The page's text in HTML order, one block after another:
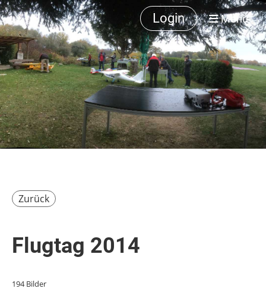
Login Menü
Zurück
Flugtag 2014
194 Bilder